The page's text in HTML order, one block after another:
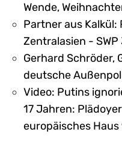
Wende,
Partner aus Kalkül:
Zentralasien -
Gerhard Schröder,
deutsche
Video: Putins
17 Jahren:
europäisches Haus